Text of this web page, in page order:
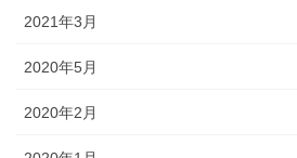
2021年3月
2020年5月
2020年2月